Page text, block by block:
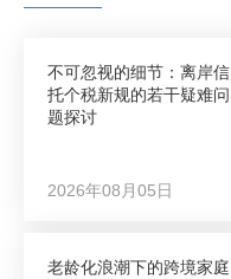
不可忽视的细节：离岸信
托个税新规的若干疑难问
题探讨
2026年08月05日
老龄化浪潮下的跨境家庭